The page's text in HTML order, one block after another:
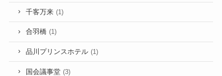
千客万来 (1)
合羽橋 (1)
品川プリンスホテル (1)
国会議事堂 (3)